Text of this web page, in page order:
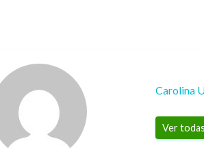
Carolina
Ver